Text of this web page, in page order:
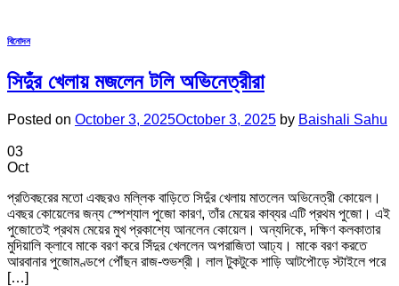
বিনোদন
সিদুঁর খেলায় মজলেন টলি অভিনেত্রীরা
Posted on October 3, 2025October 3, 2025 by Baishali Sahu
03
Oct
প্রতিবছরের মতো এবছরও মল্লিক বাড়িতে সিদুঁর খেলায় মাতলেন অভিনেত্রী কোয়েল।
এবছর কোয়েলের জন্য স্পেশ্যাল পুজো কারণ, তাঁর মেয়ের কাব্যর এটি প্রথম পুজো। এই
পুজোতেই প্রথম মেয়ের মুখ প্রকাশ্যে আনলেন কোয়েল। অন্যদিকে, দক্ষিণ কলকাতার
মুদিয়ালি ক্লাবে মাকে বরণ করে সিঁদুর খেললেন অপরাজিতা আঢ্য। মাকে বরণ করতে
আরবানার পুজোমণ্ডপে পৌঁছন রাজ-শুভশ্রী। লাল টুকটুকে শাড়ি আটপৌড়ে স্টাইলে পরে
[…]